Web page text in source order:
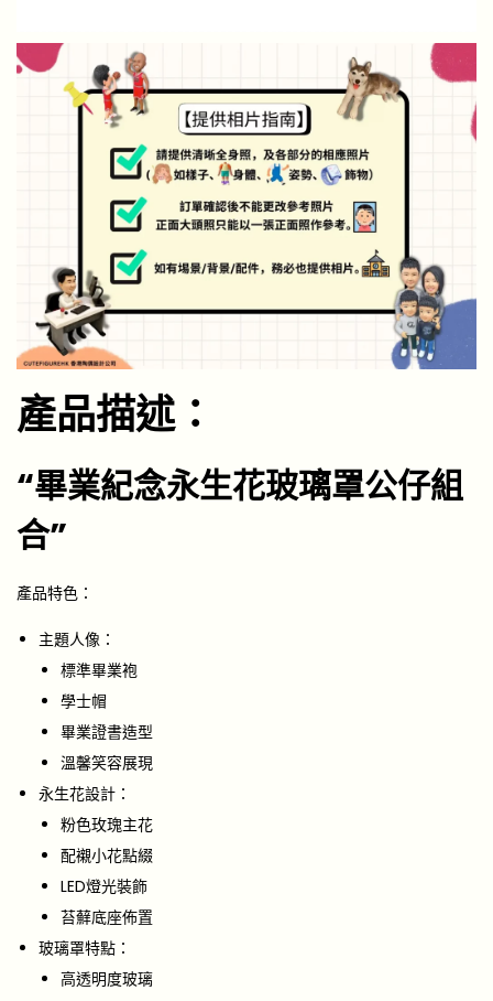
產品描述：
“畢業紀念永生花玻璃罩公仔組
合”
產品特色：
主題人像：
標準畢業袍
學士帽
畢業證書造型
溫馨笑容展現
永生花設計：
粉色玫瑰主花
配襯小花點綴
LED燈光裝飾
苔蘚底座佈置
玻璃罩特點：
高透明度玻璃